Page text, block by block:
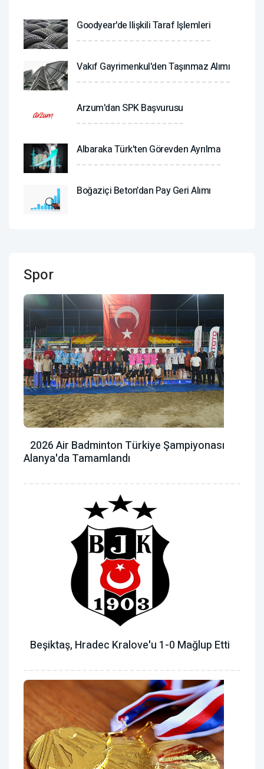
Goodyear'de Ilişkili Taraf Işlemleri
Vakıf Gayrimenkul'den Taşınmaz Alımı
Arzum'dan SPK Başvurusu
Albaraka Türk'ten Görevden Ayrılma
Boğaziçi Beton’dan Pay Geri Alımı
Spor
2026 Air Badminton Türkiye Şampiyonası
Alanya'da Tamamlandı
Beşiktaş, Hradec Kralove'u 1-0 Mağlup Etti